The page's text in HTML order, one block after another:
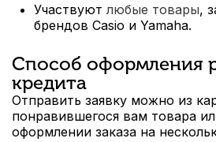
Участвуютлюбые товары,
брендов Casio и Yamaha.
Способ оформления
кредита
Отправить заявку можно из
понравившегося вам товара
оформлении заказа на